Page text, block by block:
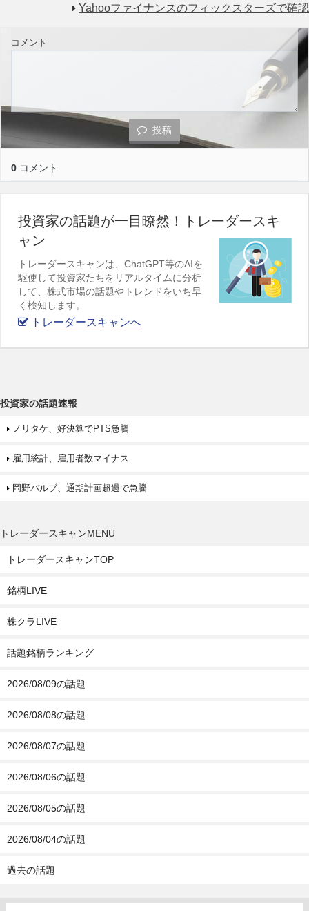
Yahooファイナンスのフィックスターズで確認
コメント
投稿
0 コメント
投資家の話題が一目瞭然！トレーダースキ
ャン
トレーダースキャンは、ChatGPT等のAIを
駆使して投資家たちをリアルタイムに分析
して、株式市場の話題やトレンドをいち早
く検知します。
トレーダースキャンへ
投資家の話題速報
ノリタケ、好決算でPTS急騰
雇用統計、雇用者数マイナス
岡野バルブ、通期計画超過で急騰
トレーダースキャンMENU
トレーダースキャンTOP
銘柄LIVE
株クラLIVE
話題銘柄ランキング
2026/08/09の話題
2026/08/08の話題
2026/08/07の話題
2026/08/06の話題
2026/08/05の話題
2026/08/04の話題
過去の話題